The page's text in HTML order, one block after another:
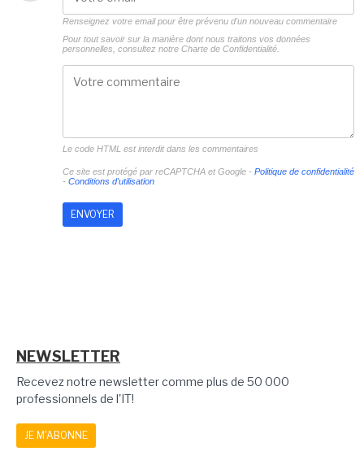
Renseignez votre email pour être prévenu d'un nouveau commentaire
Pour tout savoir sur la manière dont nous traitons vos données
personnelles, consultez notre Charte de Confidentialité.
Le code HTML est interdit dans les commentaires
Ce site est protégé par reCAPTCHA et Google - Politique de confidentialité
- Conditions d'utilisation
NEWSLETTER
Recevez notre newsletter comme plus de 50 000
professionnels de l'IT!
JE M'ABONNE